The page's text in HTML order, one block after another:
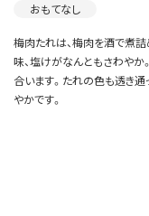
おもてなし
梅肉たれは、梅肉を酒で煮
味、塩けがなんともさわやか
合います。たれの色も透き
やかです。